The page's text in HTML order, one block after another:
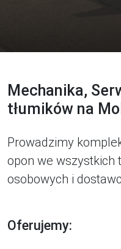
Mechanika,
tłumików na
Prowadzimy
opon we wszystkich
osobowych i
Oferujemy: